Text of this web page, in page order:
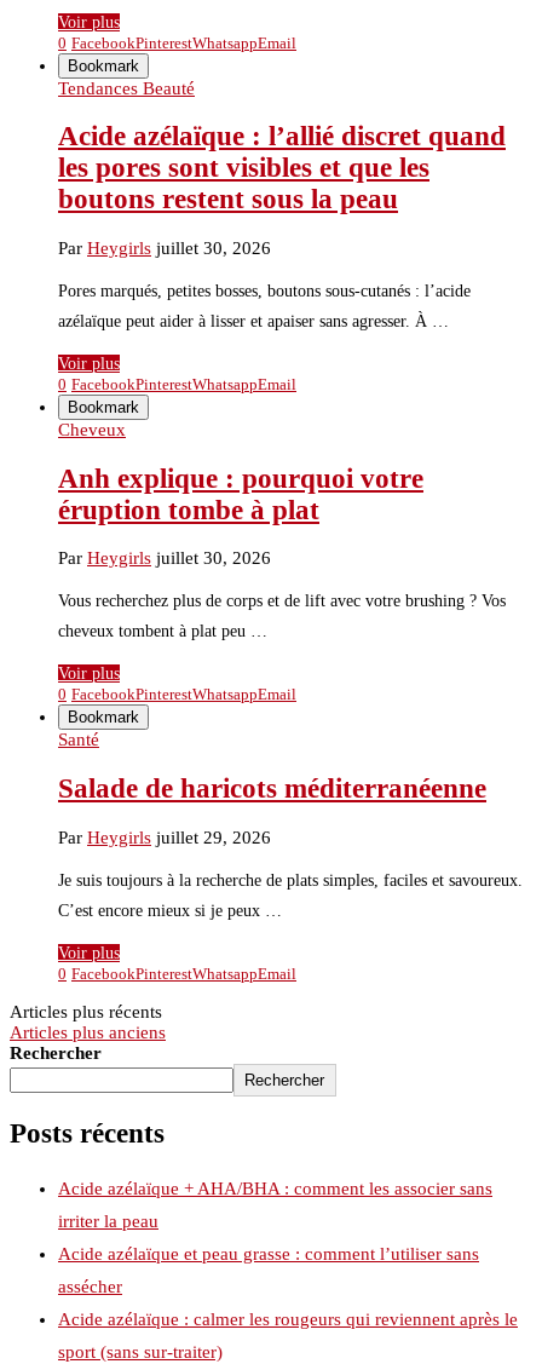
Voir plus
0 FacebookPinterestWhatsappEmail
Bookmark
Tendances Beauté
Acide azélaïque : l’allié discret quand
les pores sont visibles et que les
boutons restent sous la peau
Par Heygirls juillet 30, 2026
Pores marqués, petites bosses, boutons sous-cutanés : l’acide
azélaïque peut aider à lisser et apaiser sans agresser. À …
Voir plus
0 FacebookPinterestWhatsappEmail
Bookmark
Cheveux
Anh explique : pourquoi votre
éruption tombe à plat
Par Heygirls juillet 30, 2026
Vous recherchez plus de corps et de lift avec votre brushing ? Vos
cheveux tombent à plat peu …
Voir plus
0 FacebookPinterestWhatsappEmail
Bookmark
Santé
Salade de haricots méditerranéenne
Par Heygirls juillet 29, 2026
Je suis toujours à la recherche de plats simples, faciles et savoureux.
C’est encore mieux si je peux …
Voir plus
0 FacebookPinterestWhatsappEmail
Articles plus récents
Articles plus anciens
Rechercher
Rechercher
Posts récents
Acide azélaïque + AHA/BHA : comment les associer sans
irriter la peau
Acide azélaïque et peau grasse : comment l’utiliser sans
assécher
Acide azélaïque : calmer les rougeurs qui reviennent après le
sport (sans sur-traiter)